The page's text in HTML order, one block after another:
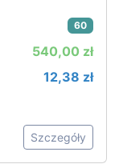
60
540,00 zł
12,38 zł
Szczegóły